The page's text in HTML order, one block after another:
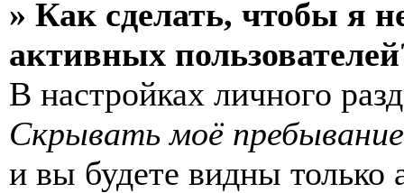
» Как сделать, чтобы я
активных
В настройках личного
Скрывать моё
и вы будете видны только